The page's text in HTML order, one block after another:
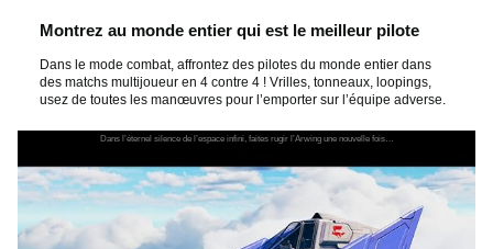
Montrez au monde entier qui est le meilleur pilote
Dans le mode combat, affrontez des pilotes du monde entier dans
des matchs multijoueur en 4 contre 4 ! Vrilles, tonneaux, loopings,
usez de toutes les manœuvres pour l’emporter sur l’équipe adverse.
Dans l’éternel silence de l’espace infini, faites rugir l’Arwing une nouvelle fois…